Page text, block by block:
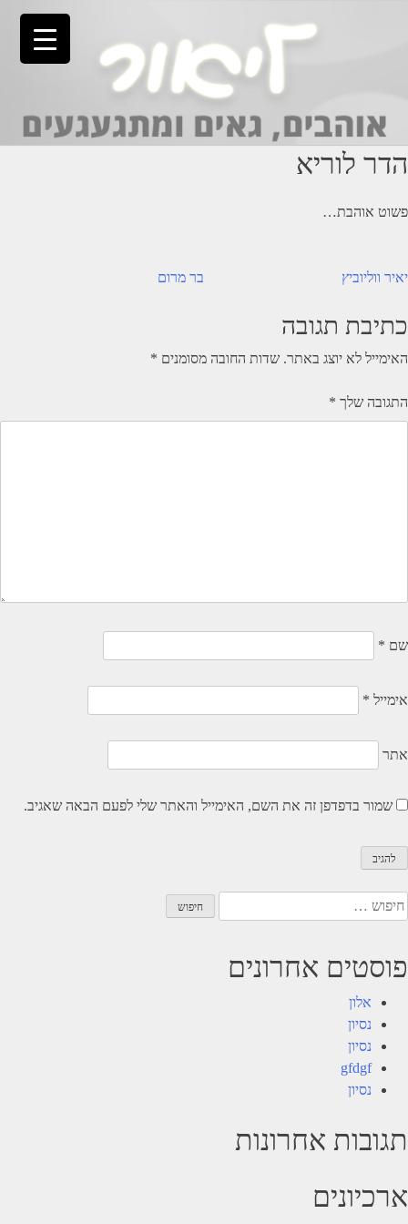
הדר לוריא
פשוט אוהבת…
ניווט בר מרום יאיר ווליוביץ
כתיבת תגובה
האימייל לא יוצג באתר. שדות החובה מסומנים *
התגובה שלך *
שם *
אימייל *
אתר
שמור בדפדפן זה את השם, האימייל והאתר שלי לפעם הבאה שאגיב.
חיפוש:
פוסטים אחרונים
אלון
נסיון
נסיון
gfdgf
נסיון
תגובות אחרונות
ארכיונים